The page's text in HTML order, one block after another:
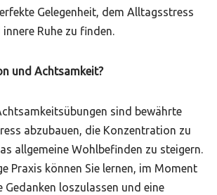
Gelegenheit, dem Alltagsstress
Ruhe zu finden.
und Achtsamkeit?
sind bewährte
abzubauen, die Konzentration zu
allgemeine Wohlbefinden zu steigern.
Praxis können Sie lernen, im Moment
Gedanken loszulassen und eine